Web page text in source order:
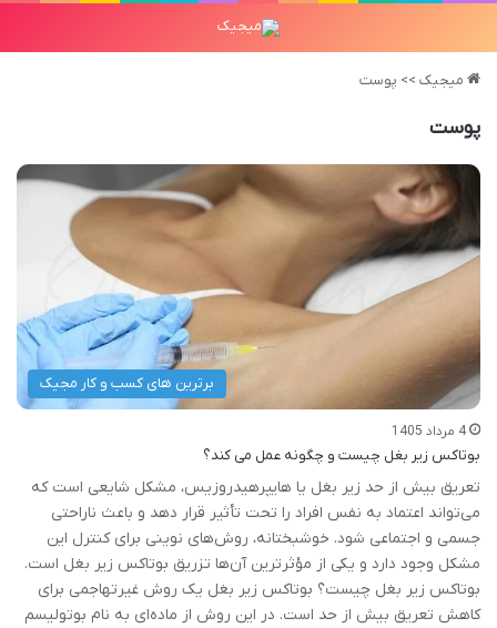
میجیک >> پوست
پوست
برترین های کسب و کار مجیک
4 مرداد 1405
بوتاکس زیر بغل چیست و چگونه عمل می کند؟
تعریق بیش از حد زیر بغل یا هایپرهیدروزیس، مشکل شایعی است که
می‌تواند اعتماد به نفس افراد را تحت تأثیر قرار دهد و باعث ناراحتی
جسمی و اجتماعی شود. خوشبختانه، روش‌های نوینی برای کنترل این
مشکل وجود دارد و یکی از مؤثرترین آن‌ها تزریق بوتاکس زیر بغل است.
بوتاکس زیر بغل چیست؟ بوتاکس زیر بغل یک روش غیرتهاجمی برای
کاهش تعریق بیش از حد است. در این روش از ماده‌ای به نام بوتولیسم